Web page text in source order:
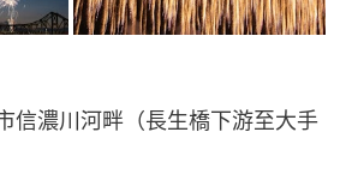
信濃川河畔（長生橋下游至大手